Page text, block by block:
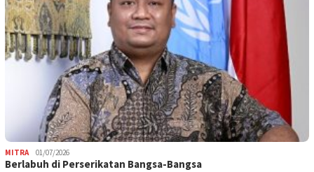
MITRA 01/07/2026
Berlabuh di Perserikatan Bangsa-Bangsa